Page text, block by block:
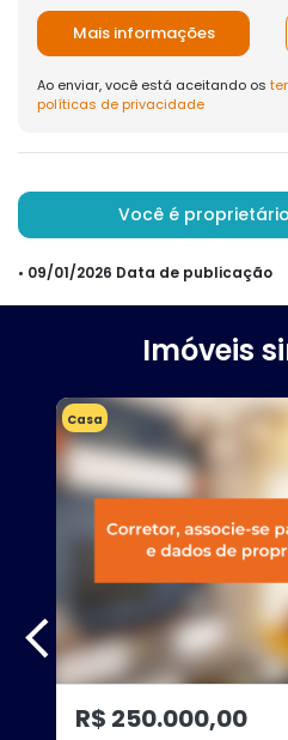
Mais informações
Ao enviar, você está aceitando os
políticas de privacidade
Você é
• 09/01/2026 Data de publicação
Imóveis
Casa
R$ 250.000,00